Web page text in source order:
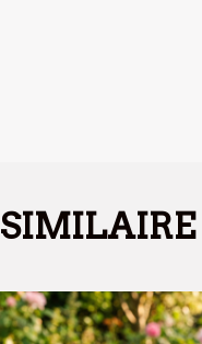
SIMILAIRE